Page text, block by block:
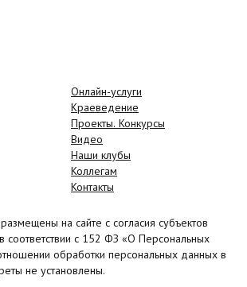
Онлайн-услуги
Краеведение
Проекты. Конкурсы
Видео
Наши клубы
Коллегам
Контакты
на сайте с согласия субъектов
соответствии с 152 ФЗ «О Персональных
обработки персональных данных в
не установлены.